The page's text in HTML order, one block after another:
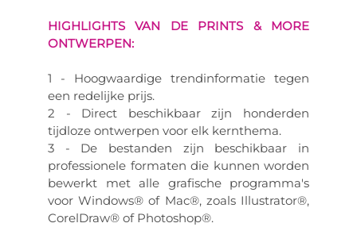
HIGHLIGHTS VAN DE PRINTS & MORE
ONTWERPEN:
1 - Hoogwaardige trendinformatie tegen
een redelijke prijs.
2 - Direct beschikbaar zijn honderden
tijdloze ontwerpen voor elk kernthema.
3 - De bestanden zijn beschikbaar in
professionele formaten die kunnen worden
bewerkt met alle grafische programma's
voor Windows® of Mac®, zoals Illustrator®,
CorelDraw® of Photoshop®.